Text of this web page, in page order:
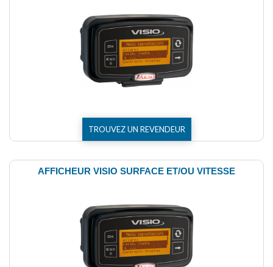
TROUVEZ UN REVENDEUR
AFFICHEUR VISIO SURFACE ET/OU VITESSE